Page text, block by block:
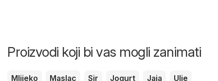
Proizvodi koji bi vas mogli zanimati
Mlijeko Maslac Sir Jogurt Jaja
Ulje